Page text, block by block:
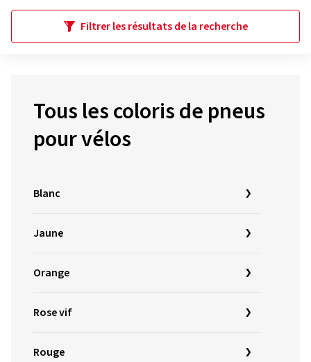
Filtrer les résultats de la recherche
Tous les coloris de pneus
pour vélos
Blanc
Jaune
Orange
Rose vif
Rouge